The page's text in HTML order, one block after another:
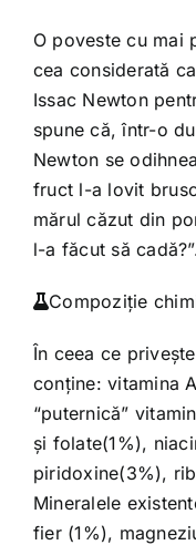
O poveste cu mai
cea considerată
Issac Newton
spune că, într-o
Newton se
fruct l-a lovit
mărul căzut din
l-a făcut să
Compoziţie
În ceea ce
conţine: vitamina
“puternică”
şi folate(1%),
piridoxine(3%),
Mineralele
fier (1%),